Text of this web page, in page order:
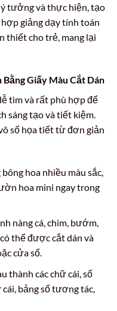
ý tưởng và thực hiện, tạo
giảng dạy tính toán
thiết cho trẻ, mang lại
Giấy Màu Cắt Dán
tìm và rất phù hợp để
sáng tạo và tiết kiệm.
số họa tiết từ đơn giản
hoa nhiều màu sắc,
hoa mini ngay trong
nàng cá, chim, bướm,
thể được cắt dán và
cửa sổ.
thành các chữ cái, số
bảng số tương tác,